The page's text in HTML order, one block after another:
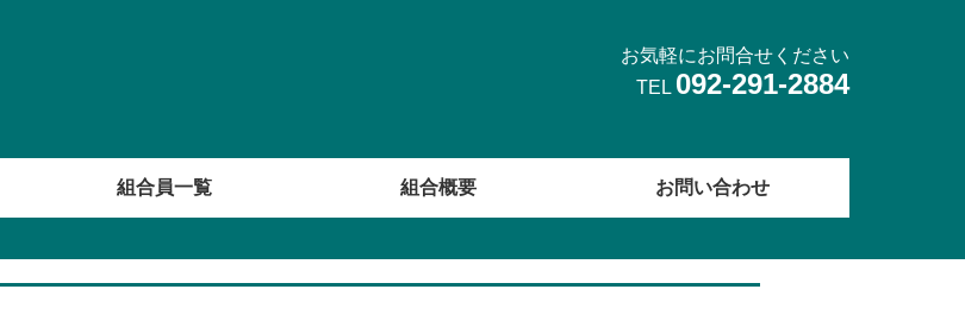
お気軽にお問合せください
TEL 092-291-2884
組合員一覧 組合概要 お問い合わせ